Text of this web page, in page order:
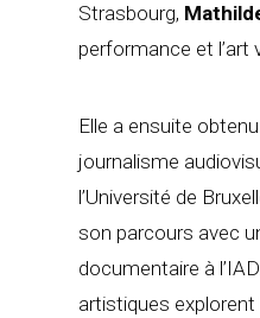
Strasbourg,
performance et l’art
Elle a ensuite
journalisme
l’Université de
son parcours avec
documentaire à
artistiques